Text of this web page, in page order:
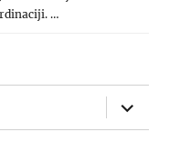
…
expand
child
menu